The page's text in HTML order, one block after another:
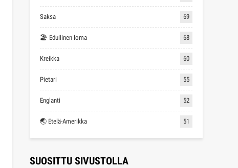
Saksa 69
🏖 Edullinen loma 68
Kreikka 60
Pietari 55
Englanti 52
🌏 Etelä-Amerikka 51
SUOSITTU SIVUSTOLLA